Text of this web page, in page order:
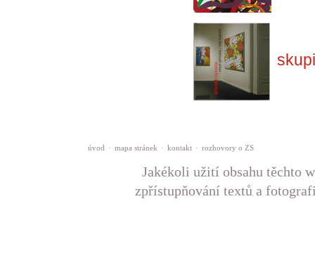
úvod · mapa stránek · kontakt · rozhovory o ZS
Jakékoli užití obsahu těchto
zpřístupňování textů a